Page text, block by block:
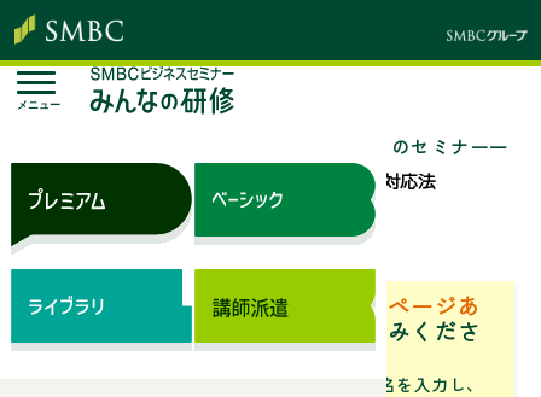
メニュー
「営業」のセミナー一
クレームのお客さまをファンに変える対応法
来場セミナー
ベーシック（サブスク）専用ページあ
「専用ページ」からお申込みくださ
い。
「フリーワード」にセミナータイトル名を入力し、